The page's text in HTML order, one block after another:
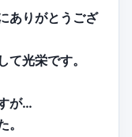
ありがとうござ
光栄です。
が…